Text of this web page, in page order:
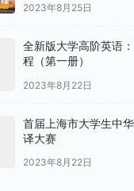
2023年8月25日
全新版大学高阶英语
程（第一册）
2023年8月22日
首届上海市大学生中
译大赛
2023年8月22日